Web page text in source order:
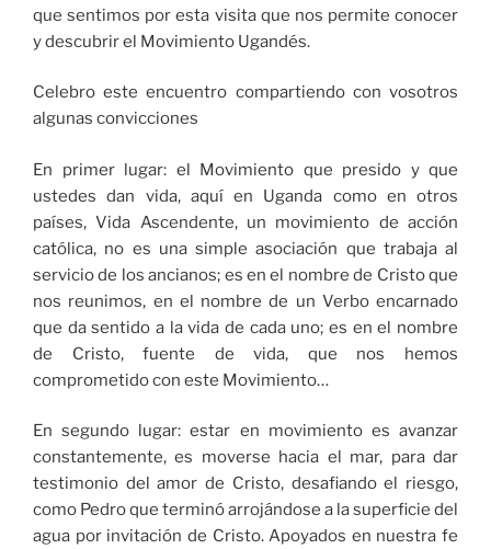
que sentimos por esta visita que nos permite conocer
y descubrir el Movimiento Ugandés.
Celebro este encuentro compartiendo con vosotros
algunas convicciones
En primer lugar: el Movimiento que presido y que
ustedes dan vida, aquí en Uganda como en otros
países, Vida Ascendente, un movimiento de acción
católica, no es una simple asociación que trabaja al
servicio de los ancianos; es en el nombre de Cristo que
nos reunimos, en el nombre de un Verbo encarnado
que da sentido a la vida de cada uno; es en el nombre
de Cristo, fuente de vida, que nos hemos
comprometido con este Movimiento…
En segundo lugar: estar en movimiento es avanzar
constantemente, es moverse hacia el mar, para dar
testimonio del amor de Cristo, desafiando el riesgo,
como Pedro que terminó arrojándose a la superficie del
agua por invitación de Cristo. Apoyados en nuestra fe